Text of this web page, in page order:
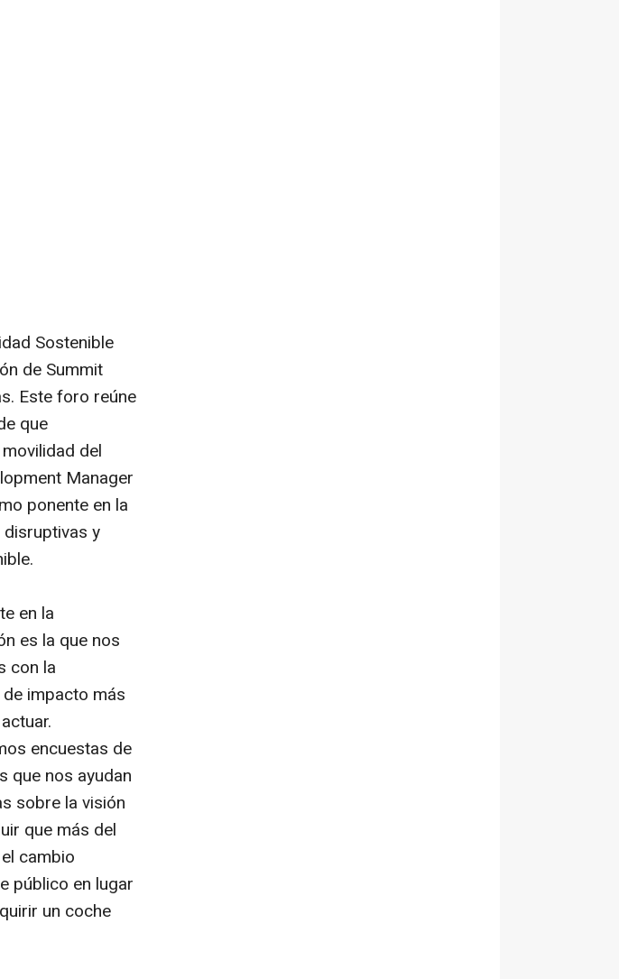
Sostenible
de Summit
Este foro reúne
que
del
Manager
ponente en la
y
en la
es la que nos
con la
impacto más
encuestas de
que nos ayudan
sobre la visión
que más del
cambio
público en lugar
un coche